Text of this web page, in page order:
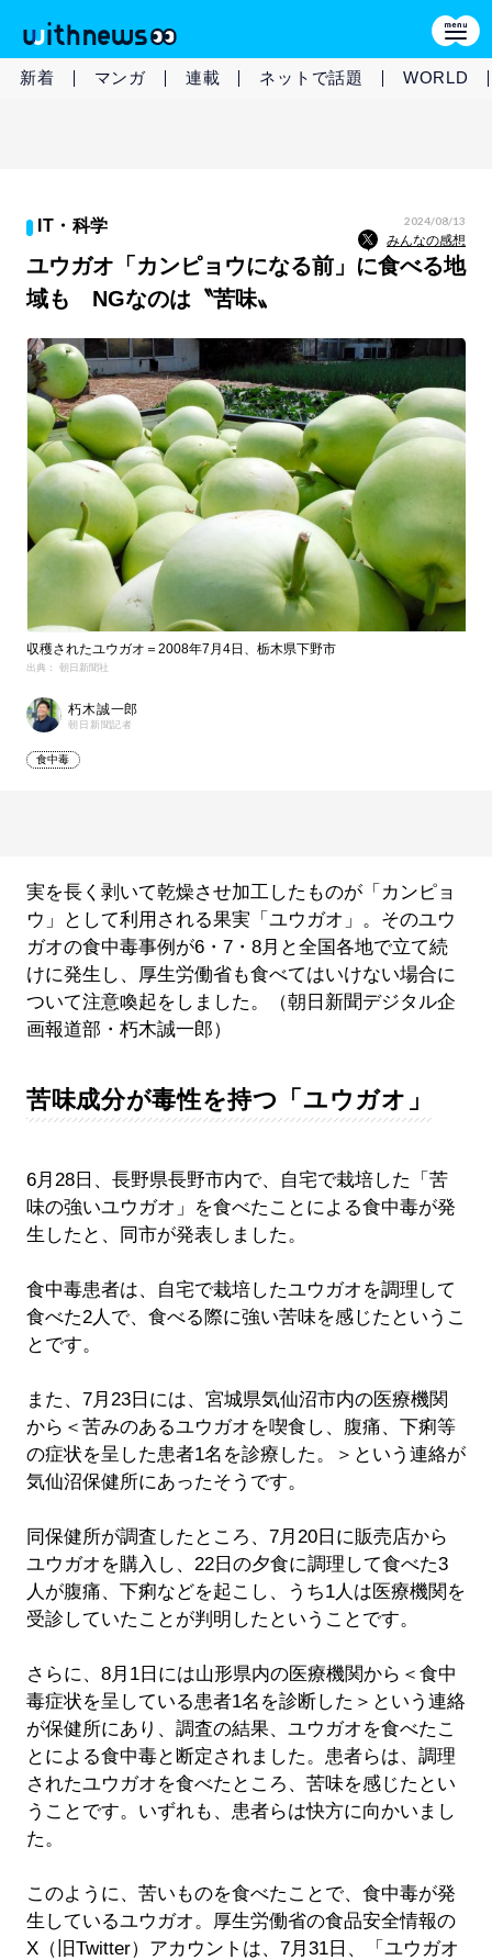
新着 マンガ 連載 ネットで話題 WORLD
IT・科学 2024/08/13
みんなの感想
ユウガオ「カンピョウになる前」に食べる地
域も NGなのは〝苦味〟
収穫されたユウガオ＝2008年7月4日、栃木県下野市
出典： 朝日新聞社
朽木誠一郎
朝日新聞記者
食中毒
実を長く剥いて乾燥させ加工したものが「カンピョ
ウ」として利用される果実「ユウガオ」。そのユウ
ガオの食中毒事例が6・7・8月と全国各地で立て続
けに発生し、厚生労働省も食べてはいけない場合に
ついて注意喚起をしました。（朝日新聞デジタル企
画報道部・朽木誠一郎）
苦味成分が毒性を持つ「ユウガオ」
6月28日、長野県長野市内で、自宅で栽培した「苦
味の強いユウガオ」を食べたことによる食中毒が発
生したと、同市が発表しました。
食中毒患者は、自宅で栽培したユウガオを調理して
食べた2人で、食べる際に強い苦味を感じたというこ
とです。
また、7月23日には、宮城県気仙沼市内の医療機関
から＜苦みのあるユウガオを喫食し、腹痛、下痢等
の症状を呈した患者1名を診療した。＞という連絡が
気仙沼保健所にあったそうです。
同保健所が調査したところ、7月20日に販売店から
ユウガオを購入し、22日の夕食に調理して食べた3
人が腹痛、下痢などを起こし、うち1人は医療機関を
受診していたことが判明したということです。
さらに、8月1日には山形県内の医療機関から＜食中
毒症状を呈している患者1名を診断した＞という連絡
が保健所にあり、調査の結果、ユウガオを食べたこ
とによる食中毒と断定されました。患者らは、調理
されたユウガオを食べたところ、苦味を感じたとい
うことです。いずれも、患者らは快方に向かいまし
た。
このように、苦いものを食べたことで、食中毒が発
生しているユウガオ。厚生労働省の食品安全情報の
X（旧Twitter）アカウントは、7月31日、「ユウガオ